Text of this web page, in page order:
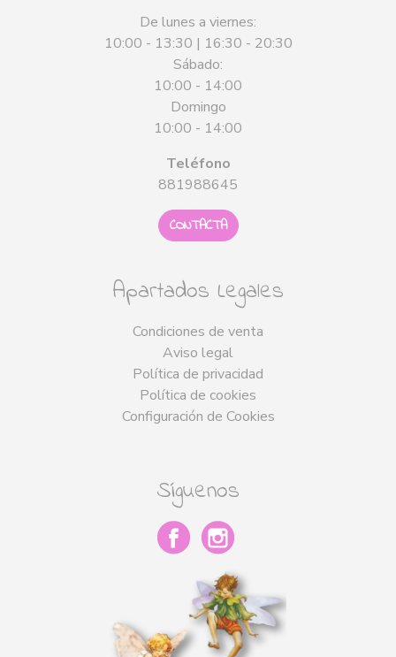
De lunes a viernes:
10:00 - 13:30 | 16:30 - 20:30
Sábado:
10:00 - 14:00
Domingo
10:00 - 14:00
Teléfono
881988645
CONTACTA
Apartados Legales
Condiciones de venta
Aviso legal
Política de privacidad
Política de cookies
Configuración de Cookies
Síguenos